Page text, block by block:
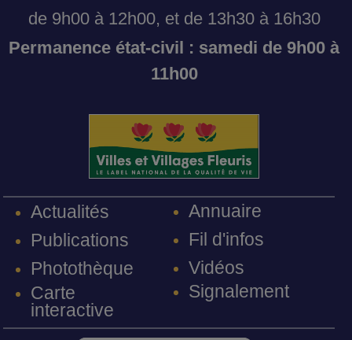
de 9h00 à 12h00, et de 13h30 à 16h30
Permanence état-civil : samedi de 9h00 à
11h00
Actualités
Publications
Photothèque
Carte
interactive
Annuaire
Fil d'infos
Vidéos
Signalement